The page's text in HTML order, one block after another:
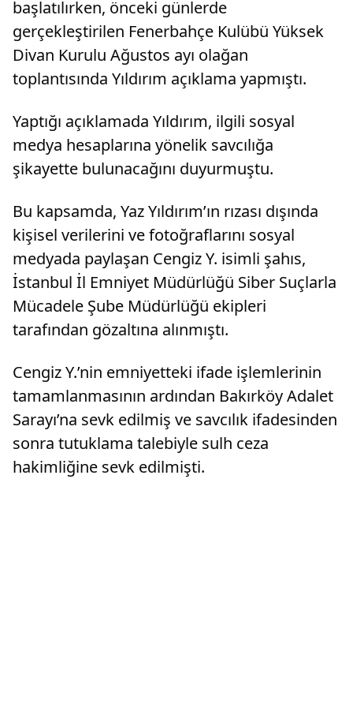
başlatılırken, önceki günlerde
gerçekleştirilen Fenerbahçe Kulübü Yüksek
Divan Kurulu Ağustos ayı olağan
toplantısında Yıldırım açıklama yapmıştı.
Yaptığı açıklamada Yıldırım, ilgili sosyal
medya hesaplarına yönelik savcılığa
şikayette bulunacağını duyurmuştu.
Bu kapsamda, Yaz Yıldırım’ın rızası dışında
kişisel verilerini ve fotoğraflarını sosyal
medyada paylaşan Cengiz Y. isimli şahıs,
İstanbul İl Emniyet Müdürlüğü Siber Suçlarla
Mücadele Şube Müdürlüğü ekipleri
tarafından gözaltına alınmıştı.
Cengiz Y.’nin emniyetteki ifade işlemlerinin
tamamlanmasının ardından Bakırköy Adalet
Sarayı’na sevk edilmiş ve savcılık ifadesinden
sonra tutuklama talebiyle sulh ceza
hakimliğine sevk edilmişti.